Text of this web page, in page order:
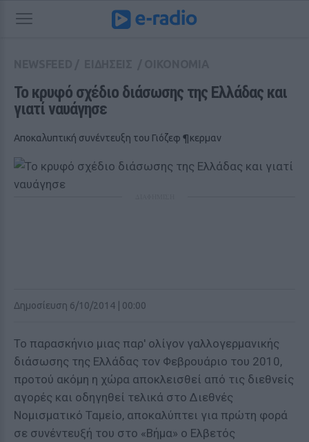
Το κρυφό σχέδιο διάσωσης της Ελλάδας και
γιατί ναυάγησε
Αποκαλυπτική συνέντευξη του Γιόζεφ ¶κερμαν
Δημοσίευση 6/10/2014 | 00:00
Το παρασκήνιο μιας παρ' ολίγον γαλλογερμανικής
διάσωσης της Ελλάδας τον Φεβρουάριο του 2010,
προτού ακόμη η χώρα αποκλεισθεί από τις διεθνείς
αγορές και οδηγηθεί τελικά στο Διεθνές
Νομισματικό Ταμείο, αποκαλύπτει για πρώτη φορά
σε συνέντευξή του στο «Βήμα» ο Ελβετός